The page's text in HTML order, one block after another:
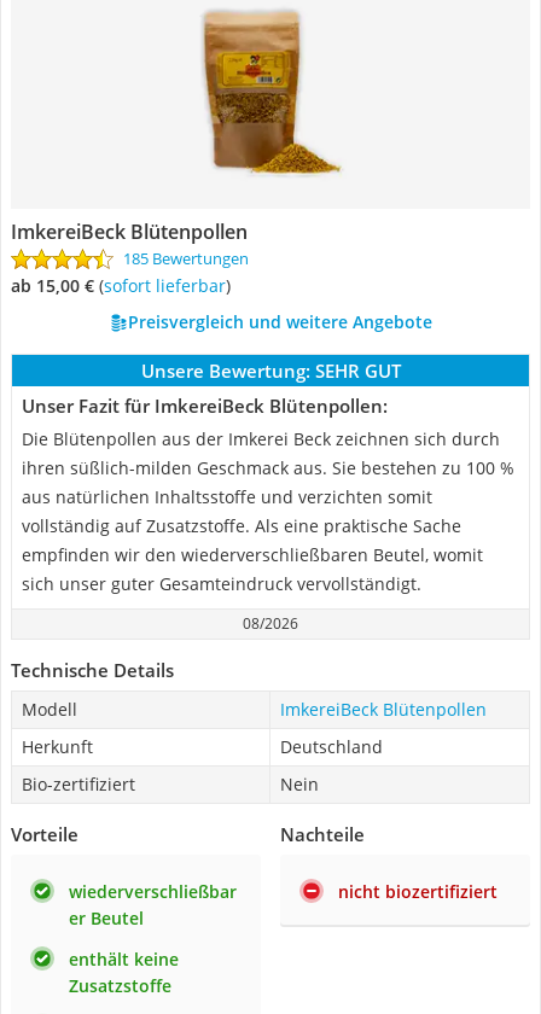
ImkereiBeck Blütenpollen
185 Bewertungen
ab 15,00 € ( Sofort lieferbar)
Preisvergleich und weitere Angebote
Unsere Bewertung: SEHR GUT
Unser Fazit für ImkereiBeck Blütenpollen:
Die Blütenpollen aus der Imkerei Beck zeichnen sich durch
ihren süßlich-milden Geschmack aus. Sie bestehen zu 100 %
aus natürlichen Inhaltsstoffe und verzichten somit
vollständig auf Zusatzstoffe. Als eine praktische Sache
empfinden wir den wiederverschließbaren Beutel, womit
sich unser guter Gesamteindruck vervollständigt.
08/2026
Technische Details
Modell
ImkereiBeck Blütenpollen
Herkunft
Deutschland
Bio-zertifiziert
Nein
Vorteile
wiederverschließbar
er Beutel
enthält keine
Zusatzstoffe
Nachteile
nicht biozertifiziert